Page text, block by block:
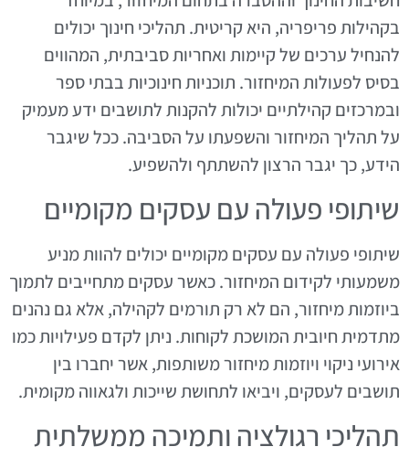
בקהילות פריפריה, היא קריטית. תהליכי חינוך יכולים
להנחיל ערכים של קיימות ואחריות סביבתית, המהווים
בסיס לפעולות המיחזור. תוכניות חינוכיות בבתי ספר
ובמרכזים קהילתיים יכולות להקנות לתושבים ידע מעמיק
על תהליך המיחזור והשפעתו על הסביבה. ככל שיגבר
הידע, כך יגבר הרצון להשתתף ולהשפיע.
שיתופי פעולה עם עסקים מקומיים
שיתופי פעולה עם עסקים מקומיים יכולים להוות מניע
משמעותי לקידום המיחזור. כאשר עסקים מתחייבים לתמוך
ביוזמות מיחזור, הם לא רק תורמים לקהילה, אלא גם נהנים
מתדמית חיובית המושכת לקוחות. ניתן לקדם פעילויות כמו
אירועי ניקוי ויוזמות מיחזור משותפות, אשר יחברו בין
תושבים לעסקים, ויביאו לתחושת שייכות ולגאווה מקומית.
תהליכי רגולציה ותמיכה ממשלתית